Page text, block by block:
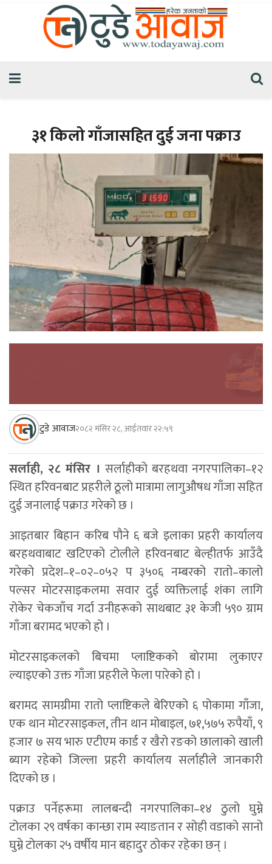
३१ किलो गाँजासहित दुई जना पक्राउ
टुडे आवाज२०८२ मंसिर २८, आईतवार २२:५९
सर्लाही, २८ मंसिर । सर्लाहीको बरहथवा नगरपालिका–१२
स्थित हरिवनबाट प्रहरीले ठूलो मात्रामा लागुऔषध गाँजा सहित
दुई जनालाई पक्राउ गरेको छ ।
आइतबार बिहान करिब पौने ६ बजे इलाका प्रहरी कार्यालय
बरहथवाबाट खटिएको टोलीले हरिवनबाट बेल्हीतर्फ आउँदै
गरेको प्रदेश–१–०२–०५२ प ३५०६ नम्बरको रातो–कालो
पल्सर मोटरसाइकलमा सवार दुई व्यक्तिलाई शंका लागि
रोकेर चेकजाँच गर्दा उनीहरूको साथबाट ३१ केजी ५९० ग्राम
गाँजा बरामद भएको हो ।
मोटरसाइकलको बिचमा प्लाष्टिकको बोरामा लुकाएर
ल्याइएको उक्त गाँजा प्रहरीले फेला पारेको हो ।
बरामद सामग्रीमा रातो प्लाष्टिकले बेरिएको ६ पोकामा गाँजा,
एक थान मोटरसाइकल, तीन थान मोबाइल, ७१,५७५ रुपैयाँ, ९
हजार ७ सय भारु एटीएम कार्ड र खैरो रङको छालाको खाली
ब्याग रहेको जिल्ला प्रहरी कार्यालय सर्लाहीले जानकारी
दिएको छ ।
पक्राउ पर्नेहरूमा लालबन्दी नगरपालिका–१४ ठुलो घुम्ने
टोलका २९ वर्षका कान्छा राम स्याङतान र सोही वडाको सानो
घुम्ने टोलका २५ वर्षीय मान बहादुर ठोकर रहेका छन् ।